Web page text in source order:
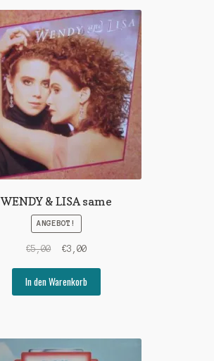
WENDY & LISA same
ANGEBOT!
€5,00
Ursprünglicher
war:
€5,00
€3,00Aktueller
ist:
€3,00.
In den Warenkorb